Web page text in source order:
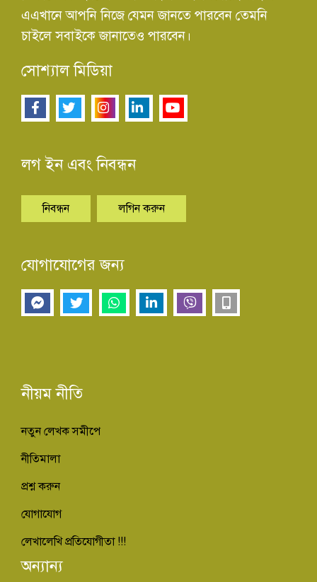
এএখানে আপনি নিজে যেমন জানতে পারবেন তেমনি
চাইলে সবাইকে জানাতেও পারবেন।
সোশ্যাল মিডিয়া
লগ ইন এবং নিবন্ধন
নিবন্ধন লগিন করুন
যোগাযোগের জন্য
নীয়ম নীতি
নতুন লেখক সমীপে
নীতিমালা
প্রশ্ন করুন
যোগাযোগ
লেখালেখি প্রতিযোগীতা !!!
অন্যান্য